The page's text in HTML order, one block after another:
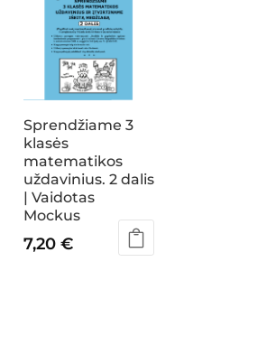
Sprendžiame 3
klasės
matematikos
uždavinius. 2 dalis
| Vaidotas
Mockus
7,20€